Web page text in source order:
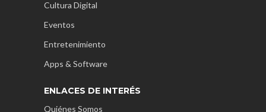
Cultura Digital
Eventos
Entretenimiento
Apps & Software
ENLACES DE INTERÉS
Quiénes Somos